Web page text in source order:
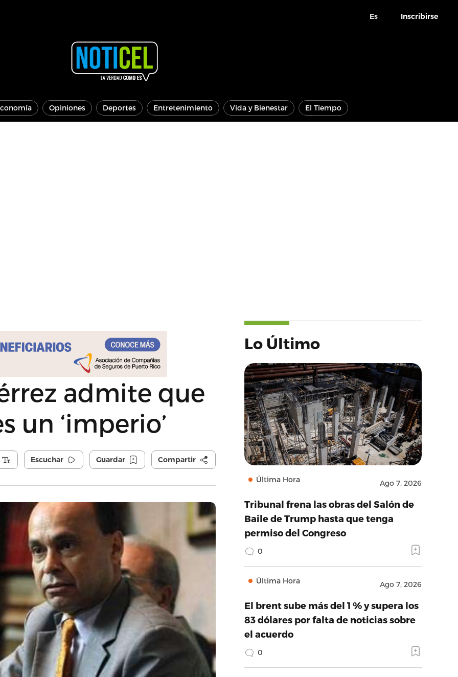
Es Inscribirse
Opiniones Deportes Entretenimiento Vida y Bienestar El Tiempo
admite que
un ‘imperio’
Escuchar Guardar Compartir
Lo Último
Última Hora Ago 7, 2026
Tribunal frena las obras del Salón de
Baile de Trump hasta que tenga
permiso del Congreso
0
Última Hora Ago 7, 2026
El brent sube más del 1 % y supera los
83 dólares por falta de noticias sobre
el acuerdo
0